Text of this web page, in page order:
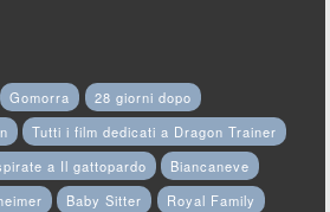
Gomorra
28 giorni dopo
Tutti i film dedicati a Dragon Trainer
a Il gattopardo
Biancaneve
Baby Sitter
Royal Family